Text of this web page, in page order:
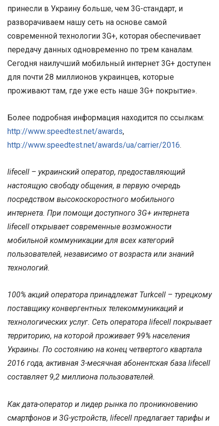
принесли в Украину больше, чем 3G-стандарт, и
разворачиваем нашу сеть на основе самой
современной технологии 3G+, которая обеспечивает
передачу данных одновременно по трем каналам.
Сегодня наилучший мобильный интернет 3G+ доступен
для почти 28 миллионов украинцев, которые
проживают там, где уже есть наше 3G+ покрытие».
Более подробная информация находится по ссылкам:
http://www.speedtest.net/awards,
http://www.speedtest.net/awards/ua/carrier/2016.
lifecell – украинский оператор, предоставляющий
настоящую свободу общения, в первую очередь
посредством высокоскоростного мобильного
интернета. При помощи доступного 3G+ интернета
lifecell открывает современные возможности
мобильной коммуникации для всех категорий
пользователей, независимо от возраста или знаний
технологий.
100% акций оператора принадлежат Turkcell – турецкому
поставщику конвергентных телекоммуникаций и
технологических услуг. Сеть оператора lifecell покрывает
территорию, на которой проживает 99% населения
Украины. По состоянию на конец четвертого квартала
2016 года, активная 3-месячная абонентская база lifecell
составляет 9,2 миллиона пользователей.
Как дата-оператор и лидер рынка по проникновению
смартфонов и 3G-устройств, lifecell предлагает тарифы и